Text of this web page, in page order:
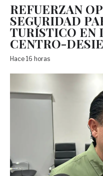
REFUERZAN
SEGURIDAD
TURÍSTICO EN
CENTRO-
Hace 16 horas